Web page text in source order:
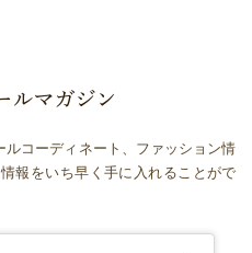
ルコーディネート、ファッション情
報をいち早く手に入れることがで